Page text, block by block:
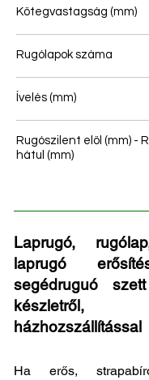
Kötegvastagság (mm)
Rugólapok száma
Ívelés (mm)
Rugószilent elöl (mm) -
hátul (mm)
Laprugó,
laprugó
segédruguó
készletről,
házhozszállítással
Ha erős,